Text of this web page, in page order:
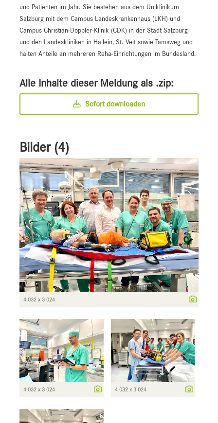
und Patienten im Jahr. Sie bestehen aus dem Uniklinikum
Salzburg mit dem Campus Landeskrankenhaus (LKH) und
Campus Christian-Doppler-Klinik (CDK) in der Stadt Salzburg
und den Landeskliniken in Hallein, St. Veit sowie Tamsweg und
halten Anteile an mehreren Reha-Einrichtungen im Bundesland.
Alle Inhalte dieser Meldung als .zip:
Sofort downloaden
Bilder (4)
4 032 x 3 024
4 032 x 3 024 4 032 x 3 024